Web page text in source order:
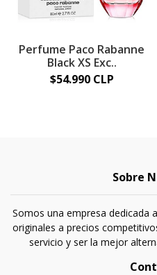
Perfume Paco Rabanne
Black XS Exc..
$54.990 CLP
Sobre
Somos una empresa dedicada
originales a precios
servicio y ser la mejor